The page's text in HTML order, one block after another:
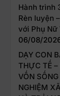
Hành trình
Rèn luyện
với Phụ Nữ
06/08/
DẠY CON
THỰC TẾ –
VỐN
NGHIỆM